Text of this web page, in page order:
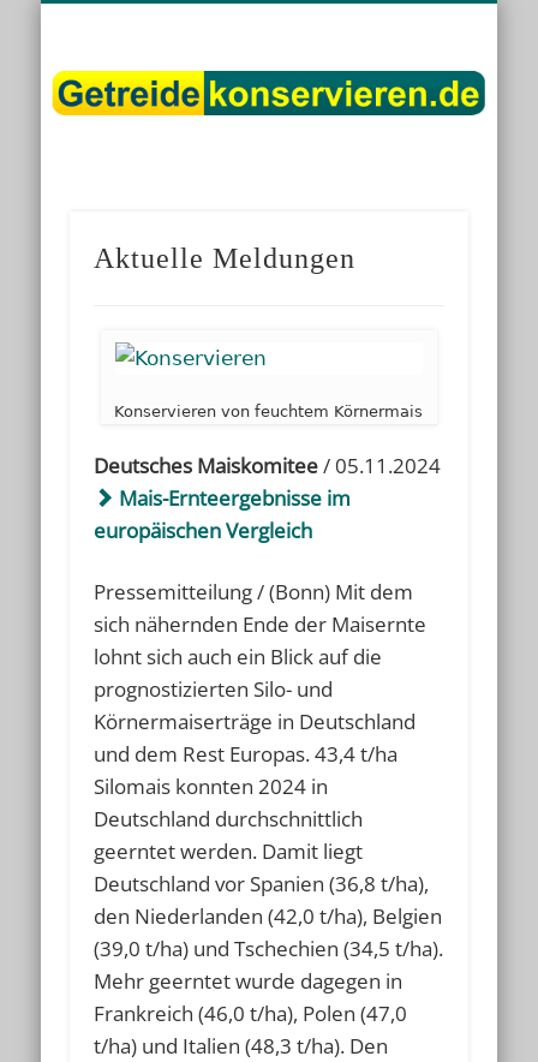
Aktuelle Meldungen
Konservieren von feuchtem Körnermais
Deutsches Maiskomitee/ 05.11.2024
Mais-Ernteergebnisse im
europäischen Vergleich
Pressemitteilung / (Bonn) Mit dem
sich nähernden Ende der Maisernte
lohnt sich auch ein Blick auf die
prognostizierten Silo- und
Körnermaiserträge in Deutschland
und dem Rest Europas. 43,4 t/ha
Silomais konnten 2024 in
Deutschland durchschnittlich
geerntet werden. Damit liegt
Deutschland vor Spanien (36,8 t/ha),
den Niederlanden (42,0 t/ha), Belgien
(39,0 t/ha) und Tschechien (34,5 t/ha).
Mehr geerntet wurde dagegen in
Frankreich (46,0 t/ha), Polen (47,0
t/ha) und Italien (48,3 t/ha). Den